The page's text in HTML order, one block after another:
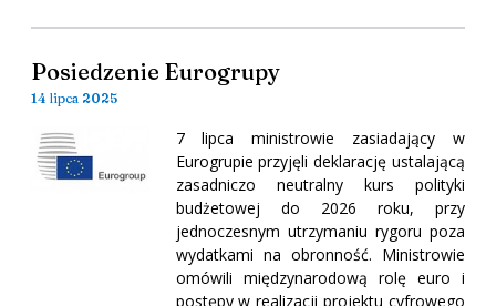
Posiedzenie Eurogrupy
14 lipca 2025
7 lipca ministrowie zasiadający w
Eurogrupie przyjęli deklarację ustalającą
zasadniczo neutralny kurs polityki
budżetowej do 2026 roku, przy
jednoczesnym utrzymaniu rygoru poza
wydatkami na obronność. Ministrowie
omówili międzynarodową rolę euro i
postępy w realizacji projektu cyfrowego